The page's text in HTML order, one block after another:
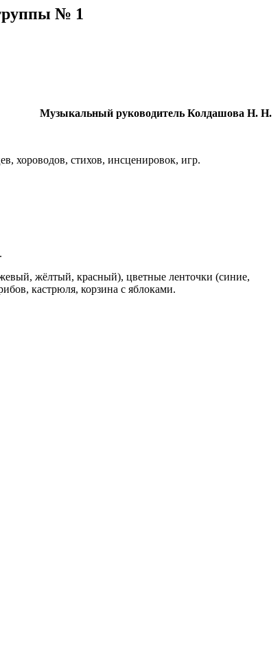
№ 1
Музыкальный руководитель Колдашова Н. Н.
хороводов, стихов, инсценировок, игр.
жёлтый, красный), цветные ленточки (синие,
кастрюля, корзина с яблоками.